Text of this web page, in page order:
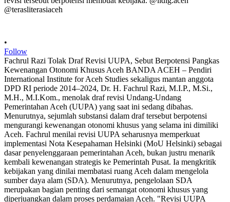
•
Follow
Fachrul Razi Tolak Draf Revisi UUPA, Sebut Berpotensi Pangkas
Kewenangan Otonomi Khusus Aceh BANDA ACEH – Pendiri
International Institute for Aceh Studies sekaligus mantan anggota
DPD RI periode 2014–2024, Dr. H. Fachrul Razi, M.I.P., M.Si.,
M.H., M.I.Kom., menolak draf revisi Undang-Undang
Pemerintahan Aceh (UUPA) yang saat ini sedang dibahas.
Menurutnya, sejumlah substansi dalam draf tersebut berpotensi
mengurangi kewenangan otonomi khusus yang selama ini dimiliki
Aceh. Fachrul menilai revisi UUPA seharusnya memperkuat
implementasi Nota Kesepahaman Helsinki (MoU Helsinki) sebagai
dasar penyelenggaraan pemerintahan Aceh, bukan justru menarik
kembali kewenangan strategis ke Pemerintah Pusat. Ia mengkritik
kebijakan yang dinilai membatasi ruang Aceh dalam mengelola
sumber daya alam (SDA). Menurutnya, pengelolaan SDA
merupakan bagian penting dari semangat otonomi khusus yang
diperjuangkan dalam proses perdamaian Aceh. "Revisi UUPA